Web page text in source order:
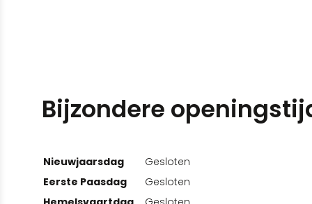
Bijzondere
Nieuwjaarsdag
Gesloten
Eerste Paasdag
Gesloten